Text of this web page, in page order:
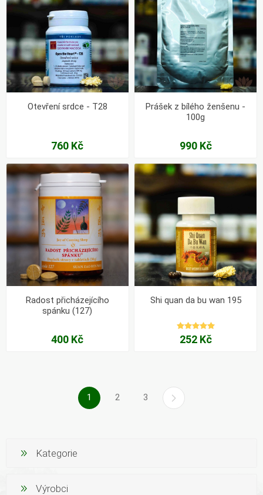
Otevření srdce - T28
760 Kč
Prášek z bílého ženšenu -
100g
990 Kč
Radost přicházejícího
spánku (127)
400 Kč
Shi quan da bu wan 195
252 Kč
1 2 3
Kategorie
Výrobci